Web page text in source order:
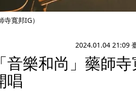
寬邦IG）
2024.01.04 21:09
樂和尚」藥師寺
唱